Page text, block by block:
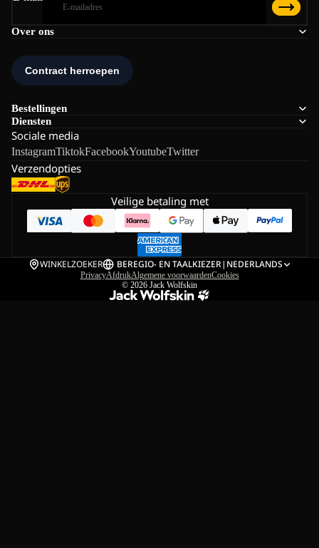
Over ons
Bestellingen
Diensten
Sociale media
InstagramTiktokFacebookYoutubeTwitter
Verzendopties
Veilige betaling met
WINKELZOEKER BEREGIO- EN TAALKIEZER| NEDERLANDS
PrivacyAfdrukAlgemene voorwaardenCookies
© 2026 Jack Wolfskin